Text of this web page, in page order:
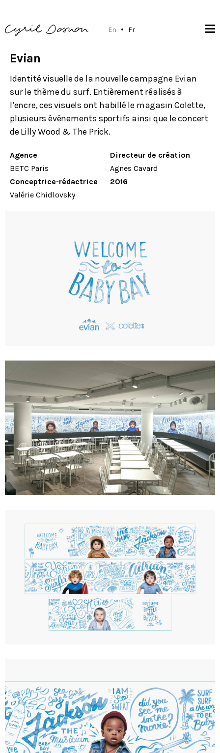
En Fr
Evian
Identité visuelle de la nouvelle campagne Evian
sur le thème du surf. Entièrement réalisés à
l’encre, ces visuels ont habillé le magasin Colette,
plusieurs événements sportifs ainsi que le concert
de Lilly Wood & The Prick.
Agence
BETC Paris
Directeur de création
Agnes Cavard
Conceptrice-rédactrice
Valérie Chidlovsky
2016